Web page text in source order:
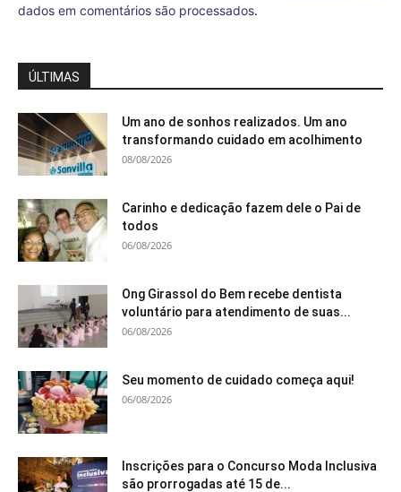
dados em comentários são processados.
ÚLTIMAS
Um ano de sonhos realizados. Um ano
transformando cuidado em acolhimento
08/08/2026
Carinho e dedicação fazem dele o Pai de
todos
06/08/2026
Ong Girassol do Bem recebe dentista
voluntário para atendimento de suas...
06/08/2026
Seu momento de cuidado começa aqui!
06/08/2026
Inscrições para o Concurso Moda Inclusiva
são prorrogadas até 15 de...